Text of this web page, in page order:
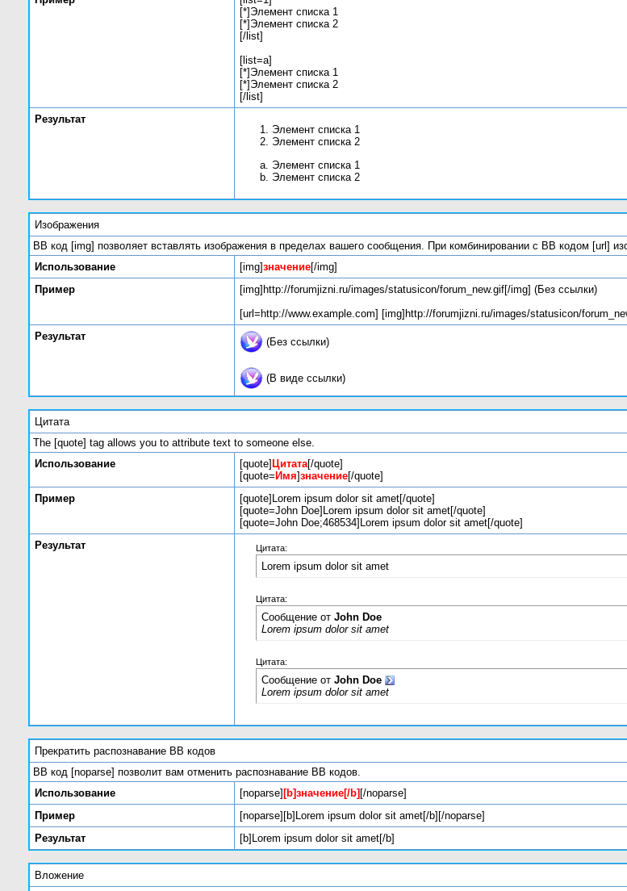
[*]Элемент списка 1
[*]Элемент списка 2
[/list]
[list=a]
[*]Элемент списка 1
[*]Элемент списка 2
[/list]
Результат
Элемент списка 1
Элемент списка 2
Элемент списка 1
Элемент списка 2
Изображения
BB код [img] позволяет вставлять изображения в пределах вашего сообщения. При комбинировании с BB кодом [url]
Использование
[img]значение[/img]
Пример
[img]http://forumjizni.ru/images/statusicon/forum_new.gif[/img] (Без ссылки)
[url=http://www.example.com] [img]http://forumjizni.ru/images/statusicon/
Результат
(Без ссылки)
(В виде ссылки)
Цитата
The [quote] tag allows you to attribute text to someone else.
Использование
[quote] Цитата[/quote]
[quote= Имя]значение[/quote]
Пример
[quote]Lorem ipsum dolor sit amet[/quote]
[quote=John Doe]Lorem ipsum dolor sit amet[/quote]
[quote=John Doe;468534]Lorem ipsum dolor sit amet[/quote]
Результат
Цитата:
Lorem ipsum dolor sit amet
Цитата:
Сообщение от John Doe
Lorem ipsum dolor sit amet
Цитата:
Сообщение от John Doe
Lorem ipsum dolor sit amet
Прекратить распознавание BB кодов
BB код [noparse] позволит вам отменить распознавание BB кодов.
Использование
[noparse] [b]значение[/b] [/noparse]
Пример
[noparse][b]Lorem ipsum dolor sit amet[/b][/noparse]
Результат
[b]Lorem ipsum dolor sit amet[/b]
Вложение